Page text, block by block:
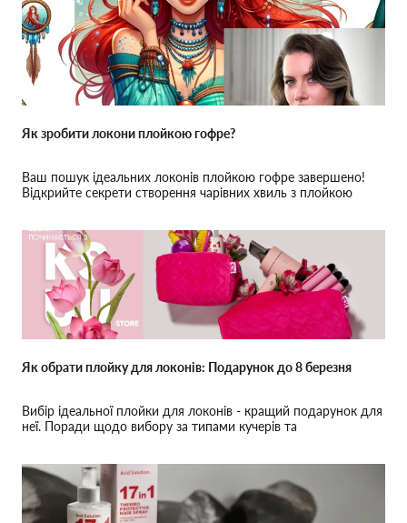
Як зробити локони плойкою гофре?
Ваш пошук ідеальних локонів плойкою гофре завершено!
Відкрийте секрети створення чарівних хвиль з плойкою
Як обрати плойку для локонів: Подарунок до 8 березня
Вибір ідеальної плойки для локонів - кращий подарунок для
неї. Поради щодо вибору за типами кучерів та